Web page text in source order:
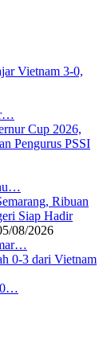
08/2026
0…